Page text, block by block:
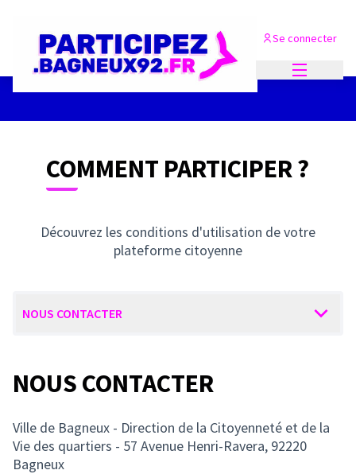
Se connecter
COMMENT PARTICIPER ?
Découvrez les conditions d'utilisation de votre
plateforme citoyenne
NOUS CONTACTER
NOUS CONTACTER
Ville de Bagneux - Direction de la Citoyenneté et de la
Vie des quartiers - 57 Avenue Henri-Ravera, 92220
Bagneux